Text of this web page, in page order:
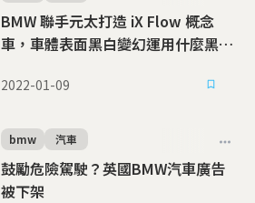
BMW 聯手元太打造 iX Flow 概念
車，車體表面黑白變幻運用什麼黑科
2022-01-09
鼓勵危險駕駛？英國BMW汽車廣告
被下架
bmw 汽車